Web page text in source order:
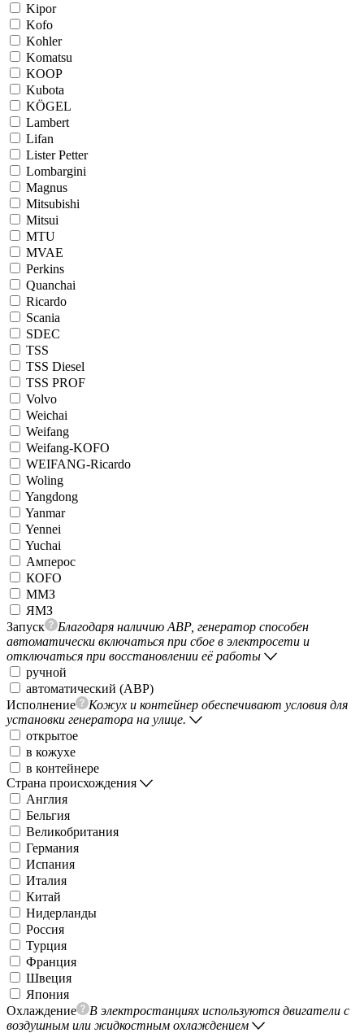
Kipor
Kofo
Kohler
Komatsu
KOOP
Kubota
KÖGEL
Lambert
Lifan
Lister Petter
Lombargini
Magnus
Mitsubishi
Mitsui
MTU
MVAE
Perkins
Quanchai
Ricardo
Scania
SDEC
TSS
TSS Diesel
TSS PROF
Volvo
Weichai
Weifang
Weifang-KOFO
WEIFANG-Ricardo
Woling
Yangdong
Yanmar
Yennei
Yuchai
Амперос
КОFO
ММЗ
ЯМЗ
Запуск
Благодаря наличию АВР, генератор способен
автоматически включаться при сбое в электросети и
отключаться при восстановлении её работы
ручной
автоматический (АВР)
Исполнение
Кожух и контейнер обеспечивают условия для
установки генератора на улице.
открытое
в кожухе
в контейнере
Страна происхождения
Англия
Бельгия
Великобритания
Германия
Испания
Италия
Китай
Нидерланды
Россия
Турция
Франция
Швеция
Япония
Охлаждение
В электростанциях используются двигатели с
воздушным или жидкостным охлаждением